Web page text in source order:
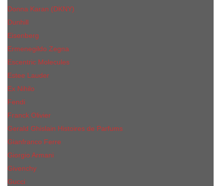
Donna Karan (DKNY)
Dunhill
Eisenberg
Ermenegildo Zegna
Escentric Molecules
Еsteе Lаudеr
Ex Nihilo
Fendi
Franck Olivier
Gerald Ghislain Histoires de Parfums
Gianfranco Ferre
Giorgio Armani
Givenchy
Gucci